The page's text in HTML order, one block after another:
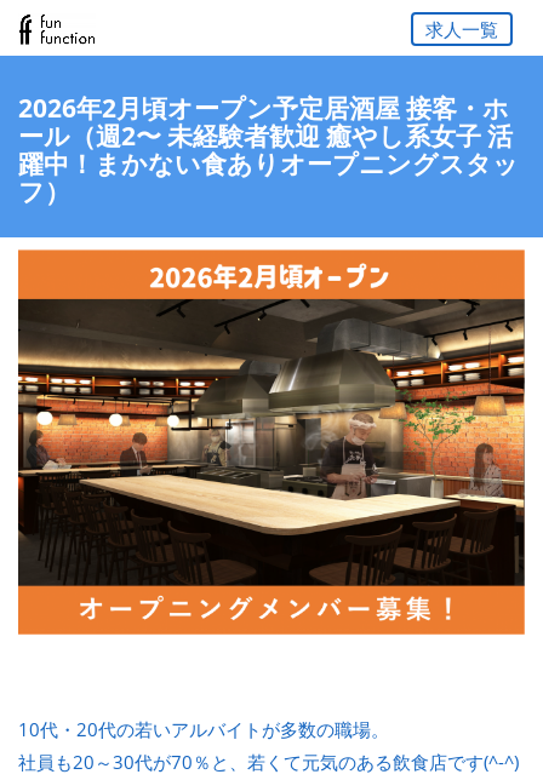
求人一覧
2026年2月頃オープン予定居酒屋 接客・ホ
ール（週2〜 未経験者歓迎 癒やし系女子 活
躍中！まかない食ありオープニングスタッ
フ）
10代・20代の若いアルバイトが多数の職場。
社員も20～30代が70％と、若くて元気のある飲食店です(^-^)